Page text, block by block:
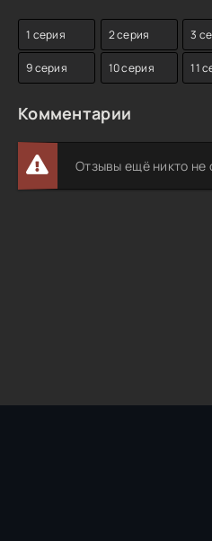
1 серия 2 серия 3
9 серия 10 серия 11
Комментарии
Отзывы ещё никто не